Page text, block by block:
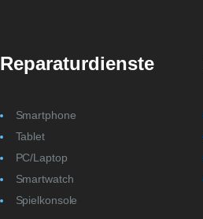
Reparaturdienste
Smartphone
Tablet
PC/Laptop
Smartwatch
Spielkonsole